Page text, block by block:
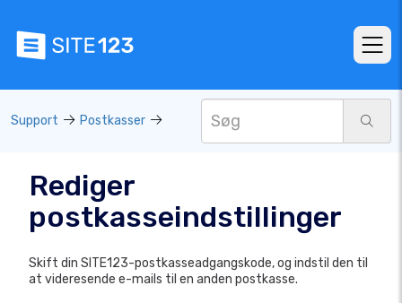
Support Postkasser
Rediger
postkasseindstillinger
Skift din SITE123-postkasseadgangskode, og indstil den til
at videresende e-mails til en anden postkasse.